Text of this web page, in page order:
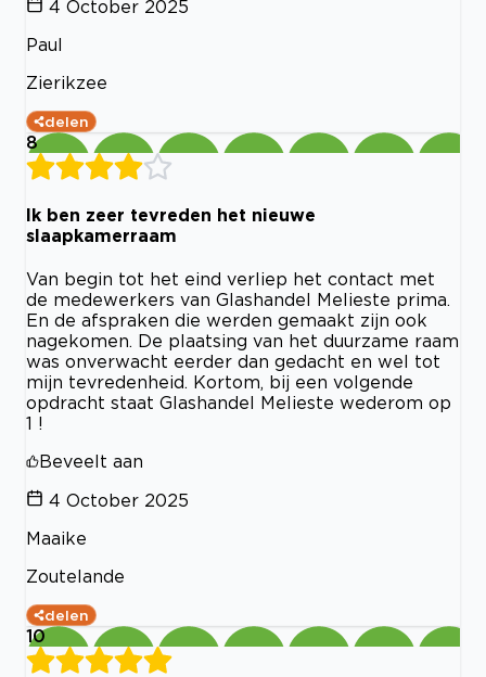
4 October 2025
Paul
Zierikzee
delen
8
Ik ben zeer tevreden het nieuwe
slaapkamerraam
Van begin tot het eind verliep het contact met
de medewerkers van Glashandel Melieste prima.
En de afspraken die werden gemaakt zijn ook
nagekomen. De plaatsing van het duurzame raam
was onverwacht eerder dan gedacht en wel tot
mijn tevredenheid. Kortom, bij een volgende
opdracht staat Glashandel Melieste wederom op
1 !
Beveelt aan
4 October 2025
Maaike
Zoutelande
delen
10